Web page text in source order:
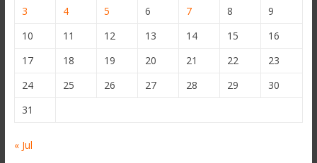
3
4 5 6 7 8
9
10
11 12 13 14 15
16
17
18 19 20 21 22
23
24
25 26 27 28 29
30
31
« Jul